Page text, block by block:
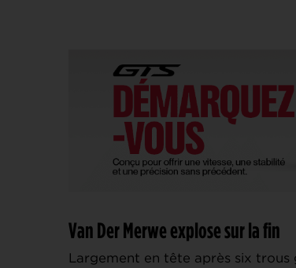
Van Der Merwe explose sur la fin
Largement en tête après six trous